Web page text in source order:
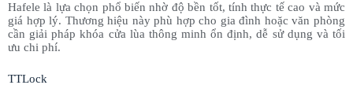
Hafele là lựa chọn phổ biến nhờ độ bền tốt, tính thực tế cao và mức
giá hợp lý. Thương hiệu này phù hợp cho gia đình hoặc văn phòng
cần giải pháp khóa cửa lùa thông minh ổn định, dễ sử dụng và tối
ưu chi phí.
TTLock